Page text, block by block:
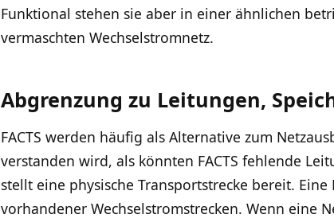
Funktional stehen sie aber in einer ähnlichen
vermaschten Wechselstromnetz.
Abgrenzung zu Leitungen,
FACTS werden häufig als Alternative zum
verstanden wird, als könnten FACTS fehlende
stellt eine physische Transportstrecke bereit.
vorhandener Wechselstromstrecken. Wenn eine